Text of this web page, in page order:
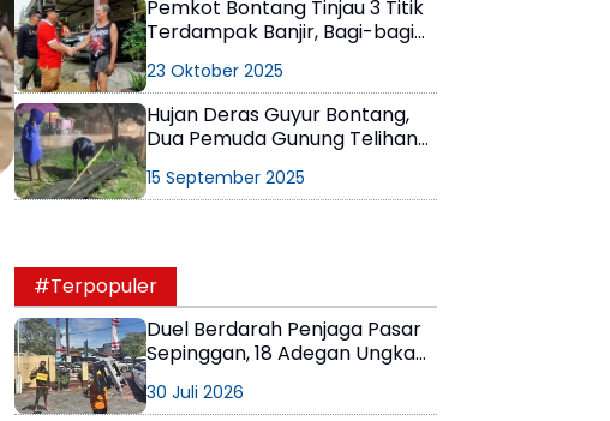
Pemkot Bontang Tinjau 3 Titik
Terdampak Banjir, Bagi-bagi
23 Oktober 2025
Hujan Deras Guyur Bontang,
Dua Pemuda Gunung Telihan
Banjir
15 September 2025
#Terpopuler
Duel Berdarah Penjaga Pasar
Sepinggan, 18 Adegan Ungkap
30 Juli 2026